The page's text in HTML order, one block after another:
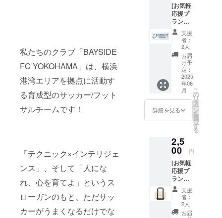
私たちのクラブ「BAYSIDE
FC YOKOHAMA」は、横浜
港湾エリアを拠点に活動す
る育成型のサッカー/フット
サルチームです！
「テクニック×インテリジェ
ンス」、そして「人にな
れ、心を育てよ」というス
ローガンのもと、ただサッ
カーがうまくなるだけでな
[お気軽
応援プ
ラン③]
フェイ
スタオ
支援
者：
2人
お届
け予
定：
2025
年06
月
詳細を見る
こ
の
リ
タ
ー
ン
を
選
択
す
る
2,5
00 円
[お気軽
応援プ
ラン④]
トート
バッグS
支援
者：
2人
お届